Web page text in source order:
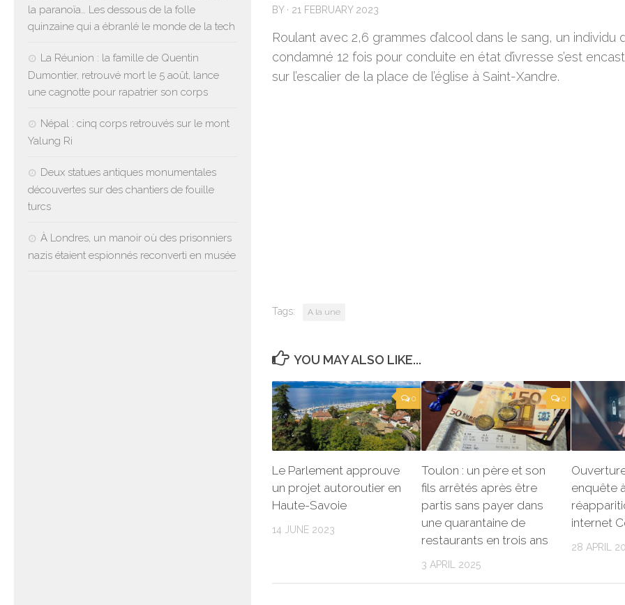
BY · 21 FEBRUARY 2023
Roulant avec 2,6 grammes d’alcool dans le sang, un individu
condamné 12 fois pour conduite en état d’ivresse s’est
sur l’escalier de la place de l’église à Saint-Xandre.
Tags: A la une
YOU MAY ALSO LIKE...
0
Le Parlement approuve
un projet autoroutier en
Haute-Savoie
14 JUNE 2023
0
Toulon : un père et son
fils arrêtés après être
partis sans payer dans
une quarantaine de
restaurants en trois ans
3 APRIL 2025
enquête
internet
28 APRIL
la paranoïa… Les dessous de la folle
quinzaine qui a ébranlé le monde de la tech
La Réunion : la famille de Quentin
Dumontier, retrouvé mort le 5 août, lance
une cagnotte pour rapatrier son corps
Népal : cinq corps retrouvés sur le mont
Yalung Ri
Deux statues antiques monumentales
découvertes sur des chantiers de fouille
turcs
À Londres, un manoir où des prisonniers
nazis étaient espionnés reconverti en musée